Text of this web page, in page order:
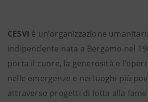
CESVI è un’organizzazione
indipendente nata a Bergamo nel
porta il cuore, la generosità e
nelle emergenze e nei luoghi più
attraverso progetti di lotta alla fame